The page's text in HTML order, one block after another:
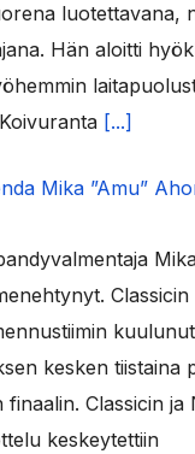
luotettavana,
Hän aloitti
[...]
Mika ”Amu”
Classicin
kesken tiistaina
finaalin. Classicin
keskeytettiin